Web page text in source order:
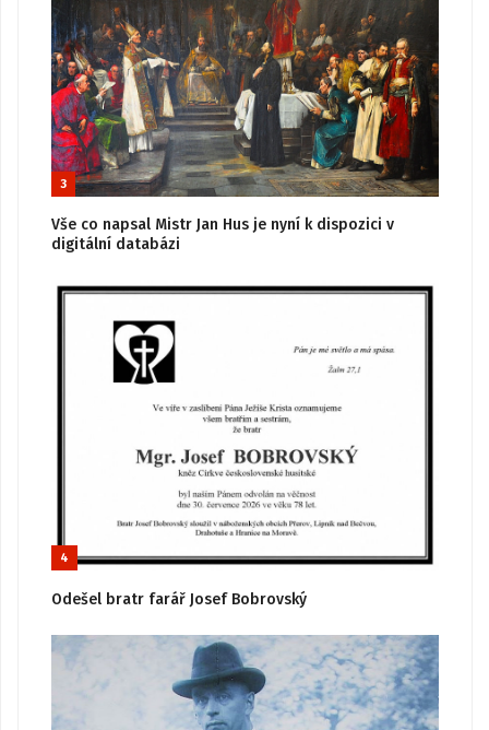
3
Vše co napsal Mistr Jan Hus je nyní k dispozici v
digitální databázi
4
Odešel bratr farář Josef Bobrovský